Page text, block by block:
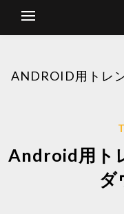
ANDROID用トレ
Android用ト
ダ